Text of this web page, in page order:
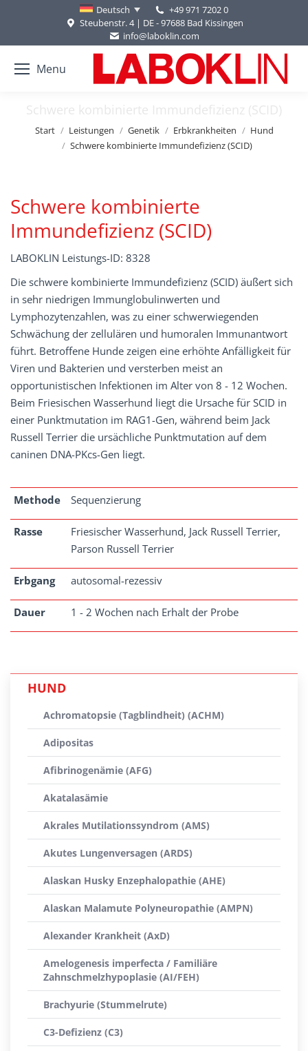
Deutsch
+49 971 7202 0
Steubenstr. 4 | DE - 97688 Bad Kissingen
info@laboklin.com
Menu
Schwere kombinierte Immundefizienz (SCID)
Sie befinden sich hier:
Start Leistungen Genetik Erbkrankheiten
Hund
Schwere kombinierte Immundefizienz (SCID)
Schwere kombinierte
Immundefizienz (SCID)
LABOKLIN Leistungs-ID: 8328
Die schwere kombinierte Immundefizienz (SCID) äußert sich
in sehr niedrigen Immunglobulinwerten und
Lymphozytenzahlen, was zu einer schwerwiegenden
Schwächung der zellulären und humoralen Immunantwort
führt. Betroffene Hunde zeigen eine erhöhte Anfälligkeit für
Viren und Bakterien und versterben meist an
opportunistischen Infektionen im Alter von 8 - 12 Wochen.
Beim Friesischen Wasserhund liegt die Ursache für SCID in
einer Punktmutation im RAG1-Gen, während beim Jack
Russell Terrier die ursächliche Punktmutation auf dem
caninen DNA-PKcs-Gen liegt.
Methode Sequenzierung
Rasse
Friesischer Wasserhund, Jack Russell Terrier,
Parson Russell Terrier
Erbgang autosomal-rezessiv
Dauer 1 - 2 Wochen nach Erhalt der Probe
HUND
Achromatopsie (Tagblindheit) (ACHM)
Adipositas
Afibrinogenämie (AFG)
Akatalasämie
Akrales Mutilationssyndrom (AMS)
Akutes Lungenversagen (ARDS)
Alaskan Husky Enzephalopathie (AHE)
Alaskan Malamute Polyneuropathie (AMPN)
Alexander Krankheit (AxD)
Amelogenesis imperfecta / Familiäre
Zahnschmelzhypoplasie (AI/FEH)
Brachyurie (Stummelrute)
C3-Defizienz (C3)